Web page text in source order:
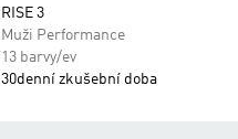
RISE 3
Muži Performance
13 barvy/ev
30denní zkušební doba